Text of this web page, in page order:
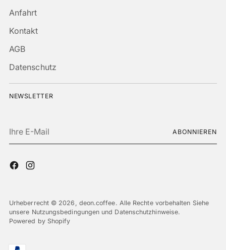
Anfahrt
Kontakt
AGB
Datenschutz
NEWSLETTER
E-
ABONNIEREN
Urheberrecht © 2026, deon.coffee. Alle Rechte vorbehalten Siehe
unsere Nutzungsbedingungen und Datenschutzhinweise.
Powered by Shopify